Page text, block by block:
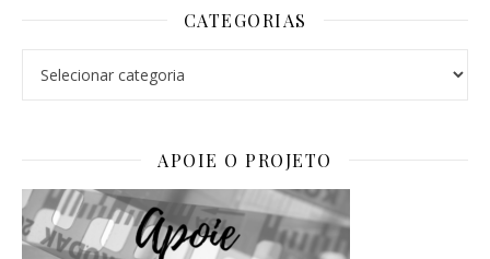
CATEGORIAS
APOIE O PROJETO